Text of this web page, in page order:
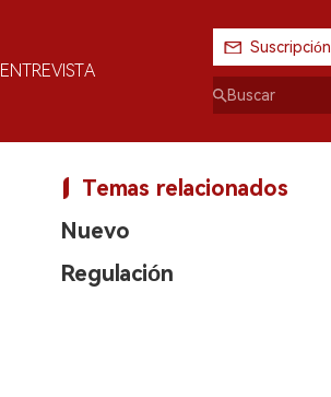
ENTREVISTA
Suscripción
Temas relacionados
Nuevo
Regulación